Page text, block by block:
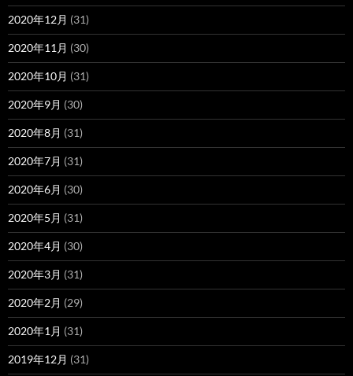
2020年12月 (31)
2020年11月 (30)
2020年10月 (31)
2020年9月 (30)
2020年8月 (31)
2020年7月 (31)
2020年6月 (30)
2020年5月 (31)
2020年4月 (30)
2020年3月 (31)
2020年2月 (29)
2020年1月 (31)
2019年12月 (31)